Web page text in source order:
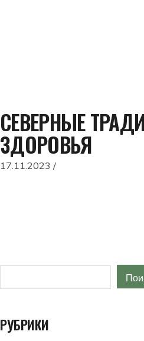
СЕВЕРНЫЕ
ЗДОРОВЬЯ
17.11.2023
РУБРИКИ